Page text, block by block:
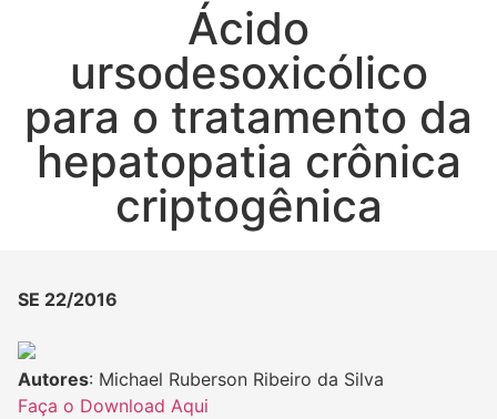
Ácido
ursodesoxicólico
para o tratamento da
hepatopatia crônica
criptogênica
SE 22/2016
Autores: Michael Ruberson Ribeiro da Silva
Faça o Download Aqui